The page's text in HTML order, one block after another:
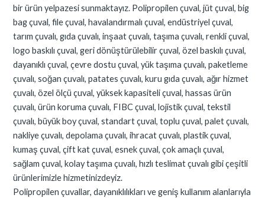
bir ürün yelpazesi sunmaktayız. Polipropilen çuval, jüt çuval, big
bag çuval, file çuval, havalandırmalı çuval, endüstriyel çuval,
tarım çuvalı, gıda çuvalı, inşaat çuvalı, taşıma çuvalı, renkli çuval,
logo baskılı çuval, geri dönüştürülebilir çuval, özel baskılı çuval,
dayanıklı çuval, çevre dostu çuval, yük taşıma çuvalı, paketleme
çuvalı, soğan çuvalı, patates çuvalı, kuru gıda çuvalı, ağır hizmet
çuvalı, özel ölçü çuval, yüksek kapasiteli çuval, hassas ürün
çuvalı, ürün koruma çuvalı, FIBC çuval, lojistik çuval, tekstil
çuvalı, büyük boy çuval, standart çuval, toplu çuval, palet çuvalı,
nakliye çuvalı, depolama çuvalı, ihracat çuvalı, plastik çuval,
kumaş çuval, çift kat çuval, esnek çuval, çok amaçlı çuval,
sağlam çuval, kolay taşıma çuvalı, hızlı teslimat çuvalı gibi çeşitli
ürünlerimizle hizmetinizdeyiz.
Polipropilen çuvallar, dayanıklılıkları ve geniş kullanım alanlarıyla